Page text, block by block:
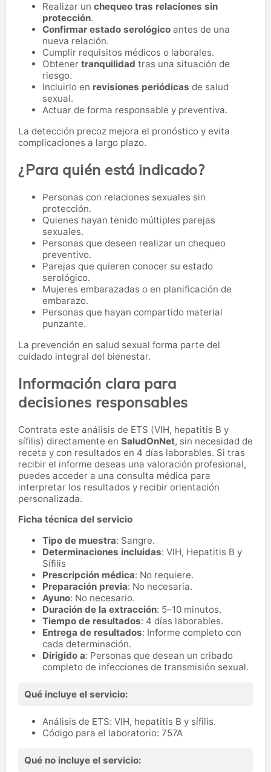
Realizar un chequeo tras relaciones sin
protección.
Confirmar estado serológico antes de una
nueva relación.
Cumplir requisitos médicos o laborales.
Obtener tranquilidad tras una situación de
riesgo.
Incluirlo en revisiones periódicas de salud
sexual.
Actuar de forma responsable y preventiva.
La detección precoz mejora el pronóstico y evita
complicaciones a largo plazo.
¿Para quién está indicado?
Personas con relaciones sexuales sin
protección.
Quienes hayan tenido múltiples parejas
sexuales.
Personas que deseen realizar un chequeo
preventivo.
Parejas que quieren conocer su estado
serológico.
Mujeres embarazadas o en planificación de
embarazo.
Personas que hayan compartido material
punzante.
La prevención en salud sexual forma parte del
cuidado integral del bienestar.
Información clara para
decisiones responsables
Contrata este análisis de ETS (VIH, hepatitis B y
sífilis) directamente en SaludOnNet, sin necesidad de
receta y con resultados en 4 días laborables. Si tras
recibir el informe deseas una valoración profesional,
puedes acceder a una consulta médica para
interpretar los resultados y recibir orientación
personalizada.
Ficha técnica del servicio
Tipo de muestra: Sangre.
Determinaciones incluidas: VIH, Hepatitis B y
Sífilis
Prescripción médica: No requiere.
Preparación previa: No necesaria.
Ayuno: No necesario.
Duración de la extracción: 5–10 minutos.
Tiempo de resultados: 4 días laborables.
Entrega de resultados: Informe completo con
cada determinación.
Dirigido a: Personas que desean un cribado
completo de infecciones de transmisión sexual.
Qué incluye el servicio:
Análisis de ETS: VIH, hepatitis B y sífilis.
Código para el laboratorio: 757A
Qué no incluye el servicio: